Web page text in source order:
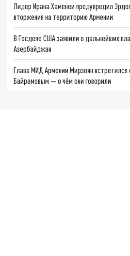
Лидер Ирана Хаменеи предупредил
вторжения на территорию Армении
В Госдепе США заявили о дальнейших
Азербайджан
Глава МИД Армении Мирзоян встретился
Байрамовым — о чём они говорили